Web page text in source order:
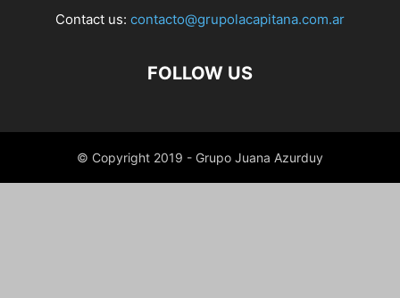
Contact us: contacto@grupolacapitana.com.ar
FOLLOW US
© Copyright 2019 - Grupo Juana Azurduy